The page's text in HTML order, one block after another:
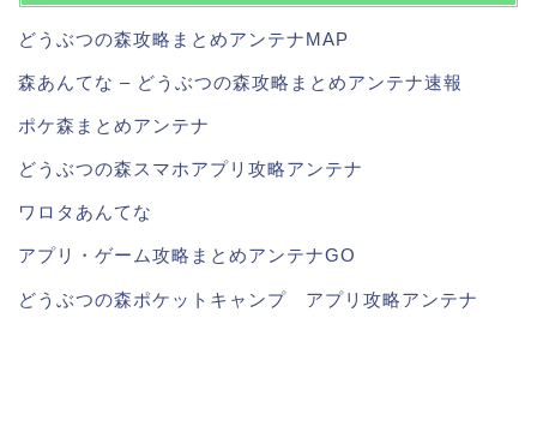
どうぶつの森攻略まとめアンテナMAP
森あんてな – どうぶつの森攻略まとめアンテナ速報
ポケ森まとめアンテナ
どうぶつの森スマホアプリ攻略アンテナ
ワロタあんてな
アプリ・ゲーム攻略まとめアンテナGO
どうぶつの森ポケットキャンプ アプリ攻略アンテナ